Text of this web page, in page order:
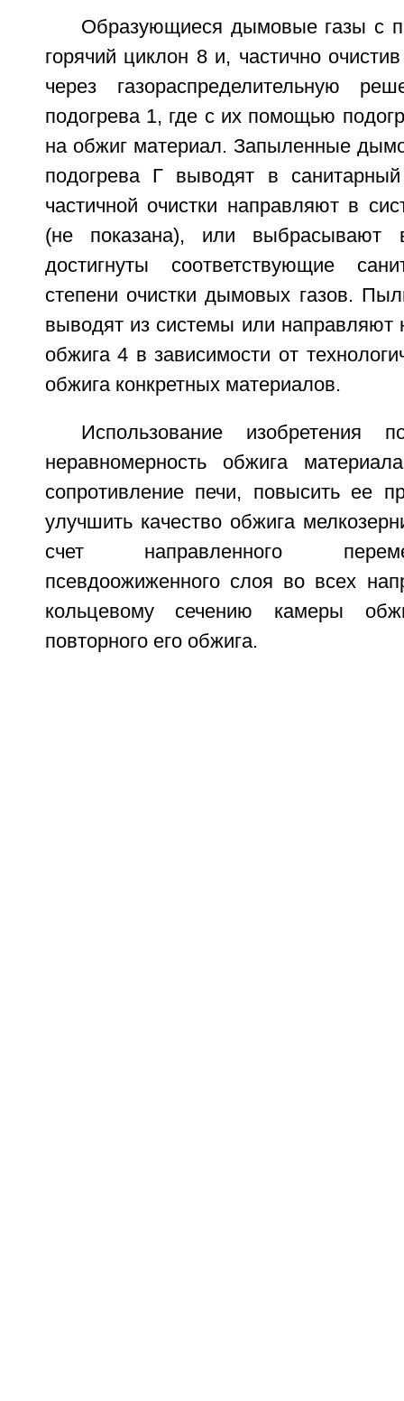
Образующиеся дымовые газы с
горячий циклон 8 и, частично
через газораспределительную
подогрева 1, где с их помощью
на обжиг материал. Запыленные
подогрева Г выводят в
частичной очистки направляют в
(не показана), или выбрасывают
достигнуты соответствующие
степени очистки дымовых газов.
выводят из системы или направляют
обжига 4 в зависимости от
обжига конкретных материалов.
Использование изобретения
неравномерность обжига
сопротивление печи, повысить ее
улучшить качество обжига
счет направленного
псевдоожиженного слоя во всех
кольцевому сечению камеры
повторного его обжига.